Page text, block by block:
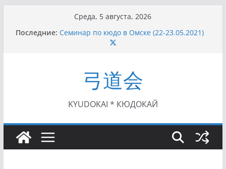
содержимому
Среда, 5 августа, 2026
Последние: Семинар по кюдо в Омске (22-23.05.2021)
Чемпионат Росcии, Дёмино (2-5.09.2021)
II Кубок Посла Японии в России по Кюдо,
Орёл (25.07.2021)
I этап Кубка Московской области по Кюдо /
Сейдокан II (27.06.2021)
弓道会
KYUDOKAI * КЮДОКАЙ